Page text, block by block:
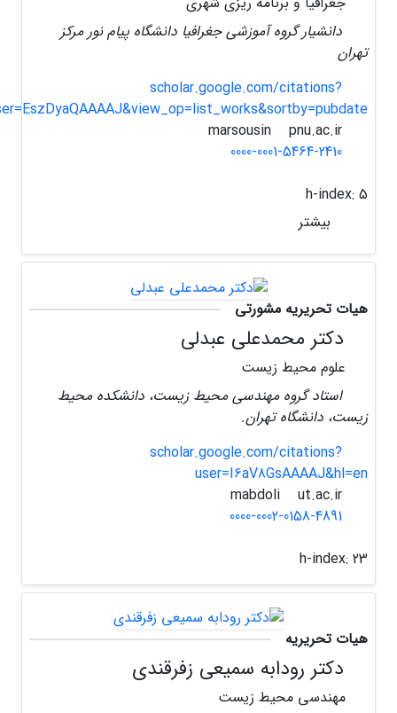
دانشیار گروه آموزشی جغرافیا دانشگاه پیام نور مرکز
تهران
scholar.google.com/citations?
pnu.ac.ir
0000-0001-5464-2410
h-index: 5
بیشتر
هیات تحریریه مشورتی
دکتر محمدعلی عبدلی
علوم محیط زیست
استاد گروه مهندسی محیط زیست، دانشکده محیط
زیست، دانشگاه تهران.
scholar.google.com/citations?
user=I6aV8GsAAAAJ&hl=en
ut.ac.ir
0000-0002-0158-4891
h-index: 23
هیات تحریریه
دکتر رودابه سمیعی زفرقندی
مهندسی محیط زیست